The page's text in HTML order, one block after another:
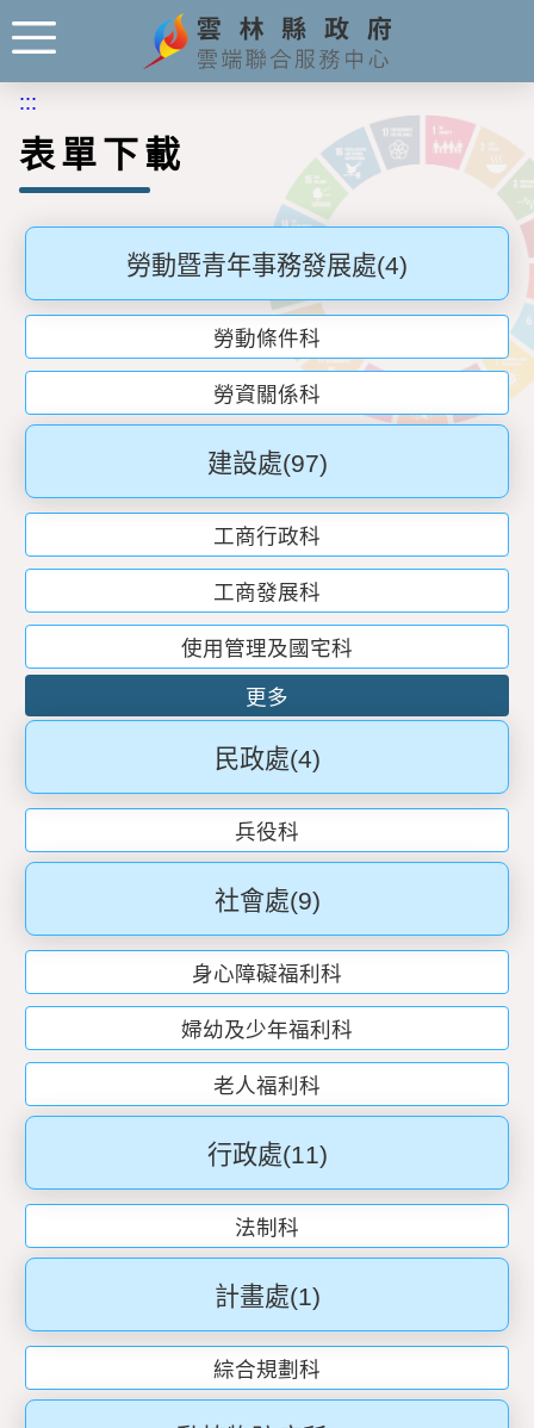
:::
表單下載
勞動暨青年事務發展處(4)
勞動條件科
勞資關係科
建設處(97)
工商行政科
工商發展科
使用管理及國宅科
更多
民政處(4)
兵役科
社會處(9)
身心障礙福利科
婦幼及少年福利科
老人福利科
行政處(11)
法制科
計畫處(1)
綜合規劃科